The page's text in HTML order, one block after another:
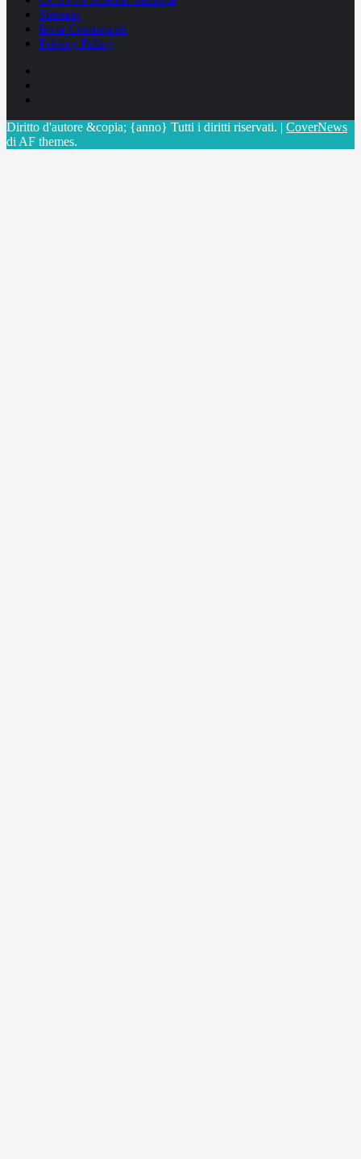
Sitemap
Invia Comunicati
Privacy Policy
Diritto d'autore &copia; {anno} Tutti i diritti riservati. | CoverNews
di AF themes.